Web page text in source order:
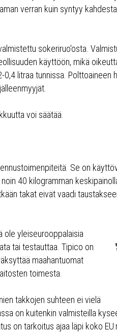
verran kuin syntyy
sokeriruo'osta.
käyttöön, mikä
litraa tunnissa. Polttoaineen
voi säätää.
Se on
40 kilogramman
takat eivät vaadi
ole yleiseurooppalaisia
tai testauttaa. Tipico on
maahantuomat
toimesta.
takkojen suhteen ei vielä
on kuitenkin valmisteilla
on tarkoitus ajaa läpi koko